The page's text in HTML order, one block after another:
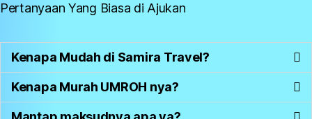
Pertanyaan Yang Biasa di Ajukan
Kenapa Mudah di Samira Travel?
Kenapa Murah UMROH nya?